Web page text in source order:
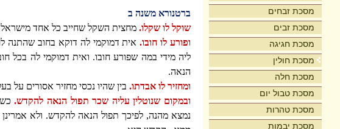
מסכת זבחים
מסכת זבים
מסכת חגיגה
מסכת חולין
מסכת חלה
מסכת טבול יום
מסכת טהרות
מסכת יבמות
ברטנורא משנה ב
שוקל לו שקלו. מחצית השקל שחייב כל אחד מישראל
ופורע לו חובו.אית דמוקמי לה דוקא בחוב שהתנה
ליה מידי במה שפורע חובו. ואית דמוקמי לה בכל
הנאה.
ומחזיר לו אבדתו. בין שהיו נכסי מחזיר אסורים על
ובמקום שנוטלין עליה שכר תפול הנאה להקדש.
נמצא מהנה, לפיכך תפול הנאה להקדש. ולא